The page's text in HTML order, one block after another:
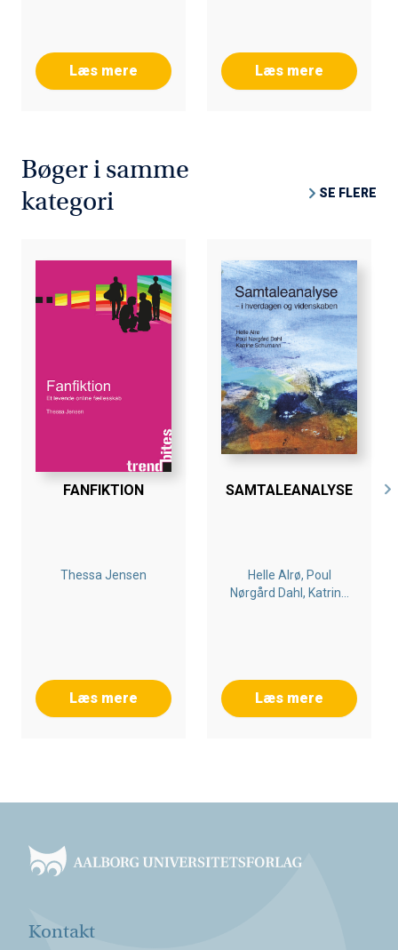
Læs mere Læs mere
Bøger i samme
kategori
SE FLERE
FANFIKTION
Thessa Jensen
Læs mere
SAMTALEANALYSE
Helle Alrø, Poul
Nørgård Dahl, Katrine
Læs mere
Kontakt